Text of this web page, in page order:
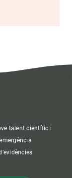
talent científic i